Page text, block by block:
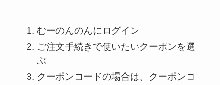
むーのんのんにログイン
ご注文手続きで使いたいクーポンを選
ぶ
クーポンコードの場合は、クーポンコ